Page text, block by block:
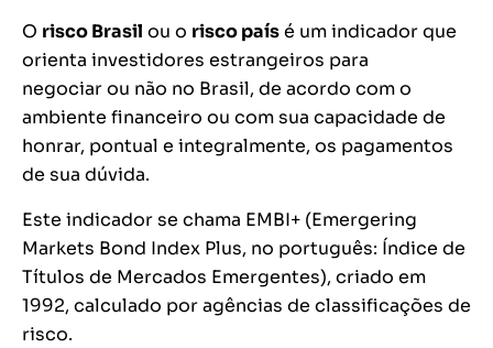
O risco Brasil ou o risco paísé um indicador que
orienta investidores estrangeiros para
negociar ou não no Brasil, de acordo com o
ambiente financeiro ou com sua capacidade de
honrar, pontual e integralmente, os pagamentos
de sua dúvida.
Este indicador se chama EMBI+ (Emergering
Markets Bond Index Plus, no português: Índice de
Títulos de Mercados Emergentes), criado em
1992, calculado por agências de classificações de
risco.